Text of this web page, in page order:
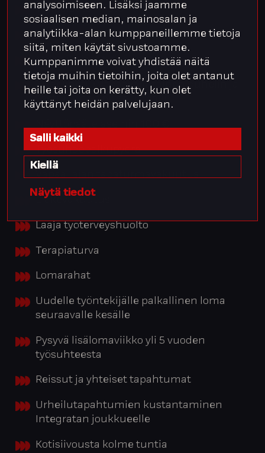
analysoimiseen. Lisäksi jaamme
sosiaalisen median, mainosalan ja
analytiikka-alan kumppaneillemme tietoja
siitä, miten käytät sivustoamme.
Kumppanimme voivat yhdistää näitä
tietoja muihin tietoihin, joita olet antanut
heille tai joita on kerätty, kun olet
käyttänyt heidän palvelujaan.
Salli kaikki
Kiellä
Näytä tiedot
Välipalat toimistoilla
Luottokortti
Nykyaikaiset työvälineet
Puhelinetu: vapaavalintainen puhelin ja
vastuullinen puhelinmalli
Työsuhdepolkupyörä
Vapaa-ajan tapaturmavakuutus
Eläkevakuutus
Laaja työterveyshuolto
Terapiaturva
Lomarahat
Uudelle työntekijälle palkallinen loma
seuraavalle kesälle
Pysyvä lisälomaviikko yli 5 vuoden
työsuhteesta
Reissut ja yhteiset tapahtumat
Urheilutapahtumien kustantaminen
Integratan joukkueelle
Kotisiivousta kolme tuntia